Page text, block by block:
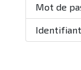
Mot de